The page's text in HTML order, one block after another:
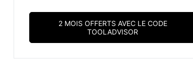
2 MOIS OFFERTS AVEC LE CODE
TOOLADVISOR